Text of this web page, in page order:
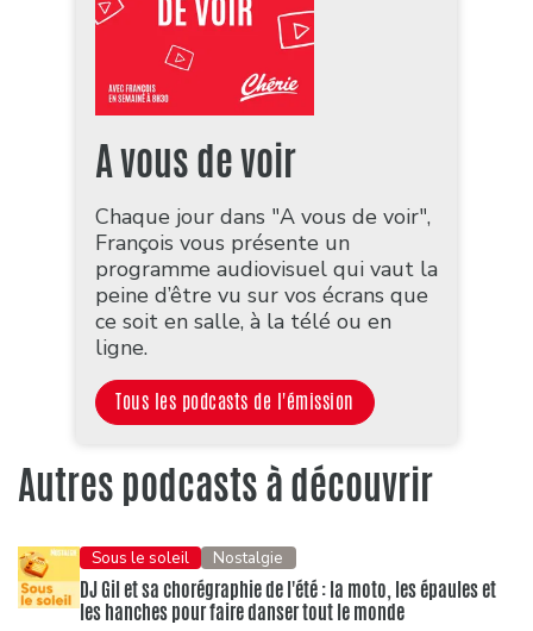
A vous de voir
Chaque jour dans "A vous de voir",
François vous présente un
programme audiovisuel qui vaut la
peine d’être vu sur vos écrans que
ce soit en salle, à la télé ou en
ligne.
Tous les podcasts de l'émission
Autres podcasts à découvrir
Sous le soleil Nostalgie
DJ Gil et sa chorégraphie de l'été : la moto, les épaules et
les hanches pour faire danser tout le monde